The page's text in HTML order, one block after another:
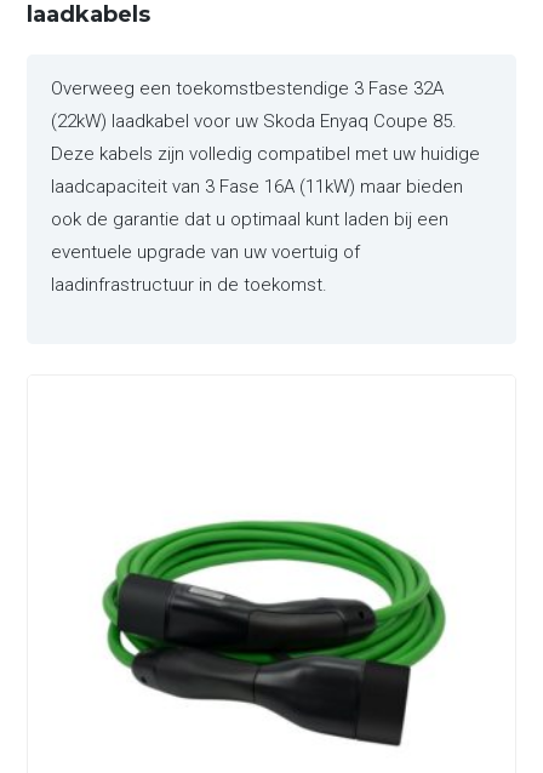
laadkabels
Overweeg een toekomstbestendige 3 Fase 32A
(22kW) laadkabel voor uw Skoda Enyaq Coupe 85.
Deze kabels zijn volledig compatibel met uw huidige
laadcapaciteit van 3 Fase 16A (11kW) maar bieden
ook de garantie dat u optimaal kunt laden bij een
eventuele upgrade van uw voertuig of
laadinfrastructuur in de toekomst.